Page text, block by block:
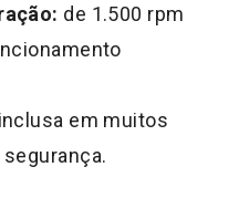
de 1.500 rpm
inclusa em muitos